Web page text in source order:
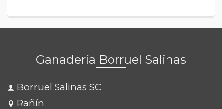
Ganadería Borruel Salinas
Borruel Salinas SC
Rañín